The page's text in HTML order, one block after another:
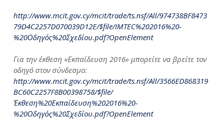
http://www.mcit.gov.cy/mcit/trade/ts.nsf/All/974738BF8473
79D4C2257D070039D12E/$file/IMTEC%202016%20-
%20Οδηγός%20Σχεδίου.pdf?OpenElement
Για την έκθεση «Εκπαίδευση 2016» μπορείτε να βρείτε τον
οδηγό στον σύνδεσμο:
http://www.mcit.gov.cy/mcit/trade/ts.nsf/All/3566ED868319
BC60C2257F8B00398758/$file/
Έκθεση%20Εκπαίδευση%202016%20-
%20Οδηγός%20Σχεδίου.pdf?OpenElement